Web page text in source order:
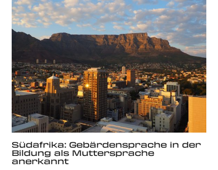
Südafrika: Gebärdensprache in der
Bildung als Muttersprache
anerkannt